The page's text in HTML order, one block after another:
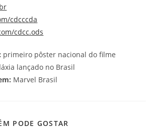
cdcccda
cdcc.ods
primeiro pôster nacional do filme
lançado no Brasil
Marvel Brasil
PODE GOSTAR